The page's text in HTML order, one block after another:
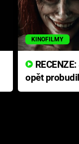
KINOFILMY
opět
přichází s